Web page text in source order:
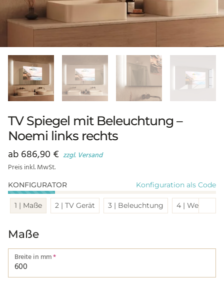
TV Spiegel mit Beleuchtung –
Noemi links rechts
ab686,90 € zzgl. Versand
Preis inkl. MwSt.
KONFIGURATOR Konfiguration als Code
1 | Maße 2 | TV Gerät 3 | Beleuchtung 4 | Weitere
Maße
Breite in mm*